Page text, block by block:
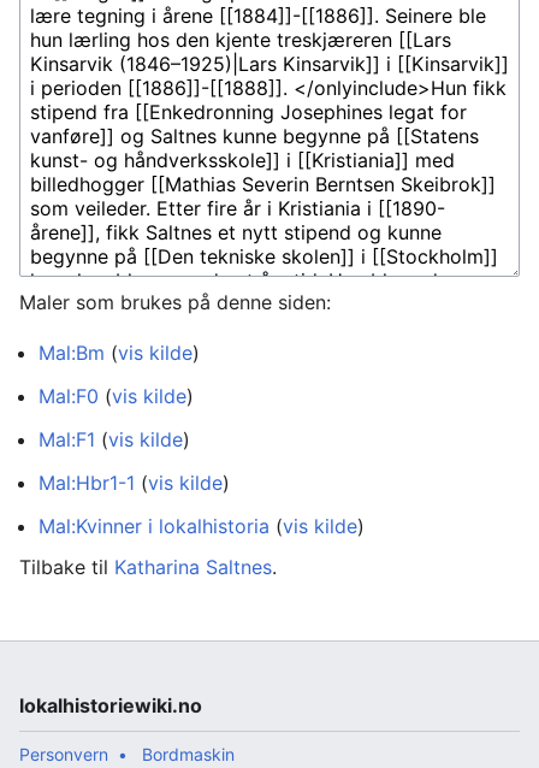
Maler som brukes på denne siden:
Mal:Bm (vis kilde)
Mal:F0 (vis kilde)
Mal:F1 (vis kilde)
Mal:Hbr1-1 (vis kilde)
Mal:Kvinner i lokalhistoria (vis kilde)
Tilbake til Katharina Saltnes.
lokalhistoriewiki.no
Personvern Bordmaskin